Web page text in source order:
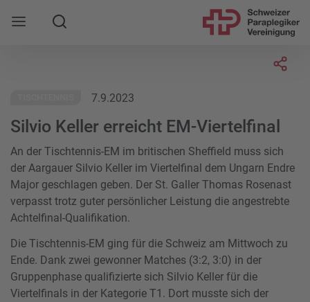
Mobile Navigation öffnen
Suche
7.9.2023
Silvio Keller erreicht EM-Viertelfinal
An der Tischtennis-EM im britischen Sheffield muss sich
der Aargauer Silvio Keller im Viertelfinal dem Ungarn Endre
Major geschlagen geben. Der St. Galler Thomas Rosenast
verpasst trotz guter persönlicher Leistung die angestrebte
Achtelfinal-Qualifikation.
Die Tischtennis-EM ging für die Schweiz am Mittwoch zu
Ende. Dank zwei gewonner Matches (3:2, 3:0) in der
Gruppenphase qualifizierte sich Silvio Keller für die
Viertelfinals in der Kategorie T1. Dort musste sich der